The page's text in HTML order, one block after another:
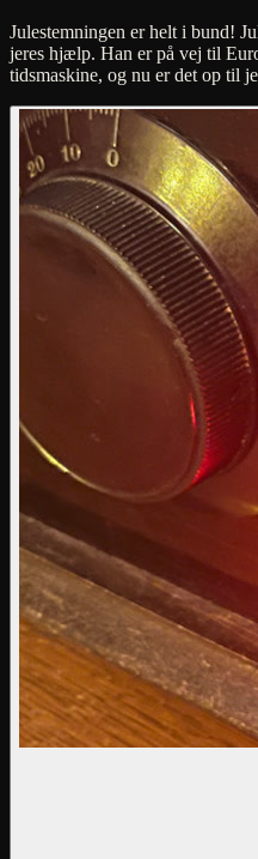
Julestemningen er helt i bund!
jeres hjælp. Han er på vej til
tidsmaskine, og nu er det op til